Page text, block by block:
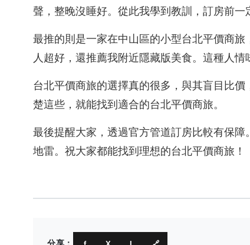
聲，整晚沒睡好。從此我學到教訓，訂房前一
最推的則是一家在中山區的小型台北平價商
人超好，還推薦我附近隱藏版美食。這種人情
台北平價商旅的選擇真的很多，與其盲目比
楚這些，就能找到適合的台北平價商旅。
最後提醒大家，透過官方管道訂房比較有保障
地雷。祝大家都能找到理想的台北平價商旅！